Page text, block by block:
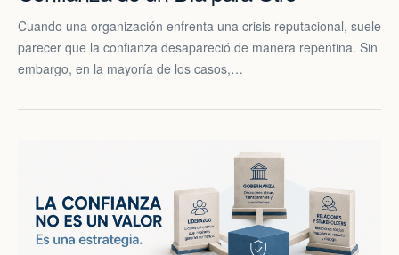
Cuando una organización enfrenta una crisis reputacional, suele
parecer que la confianza desapareció de manera repentina. Sin
embargo, en la mayoría de los casos,…